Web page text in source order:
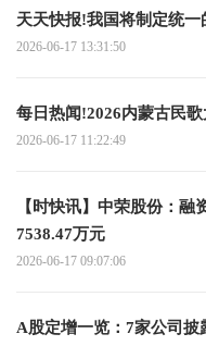
天天快报!我国将制定统
2026-06-17 13:31:50
每日热闻!2026内蒙古民
2026-06-17 11:22:49
【时快讯】中荣股份：融
7538.47万元
2026-06-17 09:07:06
A股定增一览：7家公司披